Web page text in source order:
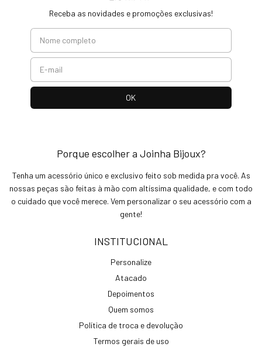
Receba as novidades e promoções exclusivas!
Porque escolher a Joinha Bijoux?
Tenha um acessório único e exclusivo feito sob medida pra você. As
nossas peças são feitas à mão com altíssima qualidade, e com todo
o cuidado que você merece. Vem personalizar o seu acessório com a
gente!
INSTITUCIONAL
Personalize
Atacado
Depoimentos
Quem somos
Política de troca e devolução
Termos gerais de uso